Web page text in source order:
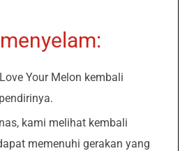
Your Melon kembali
kami melihat kembali
memenuhi gerakan yang